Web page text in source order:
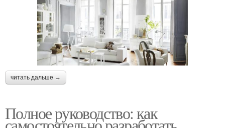
читать дальше →
Полное руководство: как